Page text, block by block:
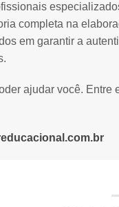
completa na
em garantir a
ajudar você. Entre